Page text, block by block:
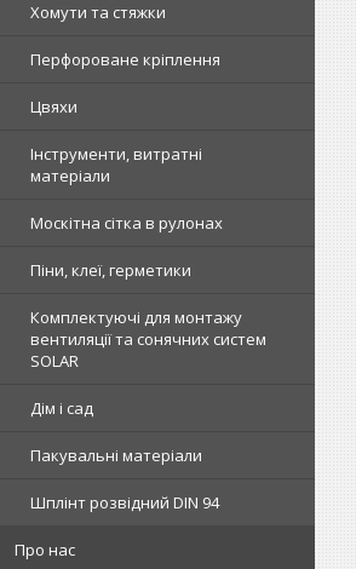
Хомути та стяжки
Перфороване кріплення
Цвяхи
Інструменти, витратні
матеріали
Москітна сітка в рулонах
Піни, клеї, герметики
Комплектуючі для монтажу
вентиляції та сонячних систем
SOLAR
Дім і сад
Пакувальні матеріали
Шплінт розвідний DIN 94
Про нас